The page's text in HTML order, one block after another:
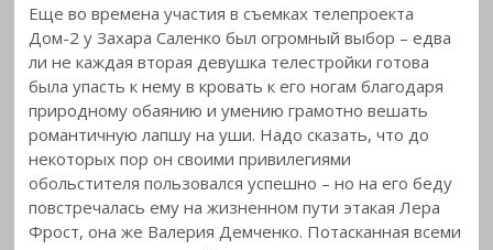
Еще во времена участия в съемках телепроекта
Дом-2 у Захара Саленко был огромный выбор – едва
ли не каждая вторая девушка телестройки готова
была упасть к нему в кровать к его ногам благодаря
природному обаянию и умению грамотно вешать
романтичную лапшу на уши. Надо сказать, что до
некоторых пор он своими привилегиями
обольстителя пользовался успешно – но на его беду
повстречалась ему на жизненном пути этакая Лера
Фрост, она же Валерия Демченко. Потасканная всеми